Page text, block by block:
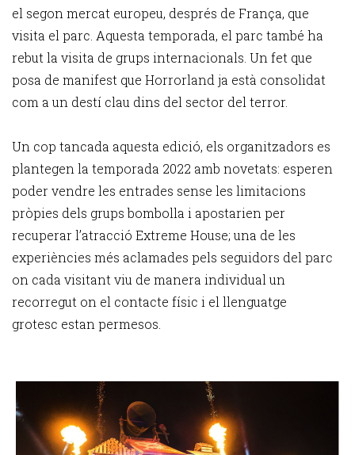
el segon mercat europeu, després de França, que
visita el parc. Aquesta temporada, el parc també ha
rebut la visita de grups internacionals. Un fet que
posa de manifest que Horrorland ja està consolidat
com a un destí clau dins del sector del terror.
Un cop tancada aquesta edició, els organitzadors es
plantegen la temporada 2022 amb novetats: esperen
poder vendre les entrades sense les limitacions
pròpies dels grups bombolla i apostarien per
recuperar l’atracció Extreme House; una de les
experiències més aclamades pels seguidors del parc
on cada visitant viu de manera individual un
recorregut on el contacte físic i el llenguatge
grotesc estan permesos.